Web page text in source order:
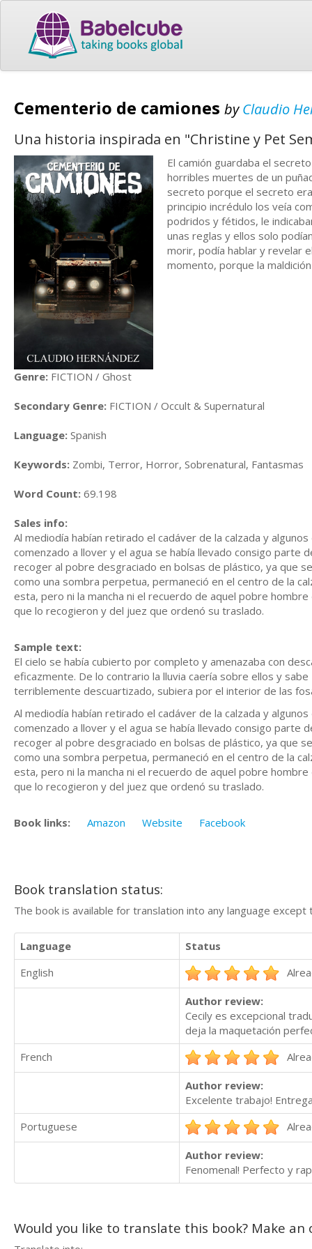
Cementerio de camiones byClaudio
Una historia inspirada en "Christine y Pet
El camión guardaba el
horribles muertes de un
secreto porque el secreto
principio incrédulo los veía
podridos y fétidos, le
unas reglas y ellos solo
morir, podía hablar y revelar
momento, porque la
Genre: FICTION / Ghost
Secondary Genre: FICTION / Occult & Supernatural
Language: Spanish
Keywords: Zombi, Terror, Horror, Sobrenatural, Fantasmas
Word Count: 69.198
Sales info:
Al mediodía habían retirado el cadáver de la calzada y
comenzado a llover y el agua se había llevado consigo parte
recoger al pobre desgraciado en bolsas de plástico, ya que
como una sombra perpetua, permaneció en el centro de la
esta, pero ni la mancha ni el recuerdo de aquel pobre
que lo recogieron y del juez que ordenó su traslado.
Sample text:
El cielo se había cubierto por completo y amenazaba con
eficazmente. De lo contrario la lluvia caería sobre ellos y
terriblemente descuartizado, subiera por el interior de las
Al mediodía habían retirado el cadáver de la calzada y
comenzado a llover y el agua se había llevado consigo parte
recoger al pobre desgraciado en bolsas de plástico, ya que
como una sombra perpetua, permaneció en el centro de la
esta, pero ni la mancha ni el recuerdo de aquel pobre
que lo recogieron y del juez que ordenó su traslado.
Book links: Amazon Website Facebook
Book translation status:
The book is available for translation into any language
Language
Status
English
Author review:
Cecily es excepcional
deja la maquetación
French
Author review:
Excelente trabajo!
Portuguese
Author review:
Fenomenal! Perfecto y
Would you like to translate this book? Make